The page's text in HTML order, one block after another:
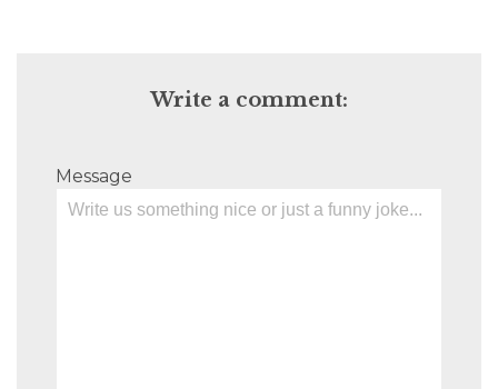
Write a comment:
Message